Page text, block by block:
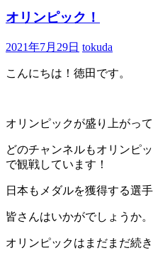
プ
オリンピック！
2021年7月29日 tokuda
こんにちは！徳田です。
オリンピックが盛り上がって
どのチャンネルもオリンピ
で観戦しています！
日本もメダルを獲得する選
皆さんはいかがでしょうか。
オリンピックはまだまだ続